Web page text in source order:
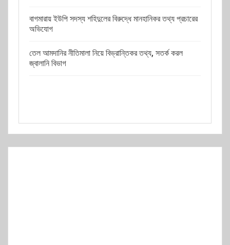
বাগমারায় ইউপি সদস্য শহিদুলের বিরুদ্ধে মানহানিকর তথ্য প্রচারের
অভিযোগ
তেল আমদানির নীতিমালা নিয়ে বিভ্রান্তিকর তথ্য, সতর্ক করল
জ্বালানি বিভাগ